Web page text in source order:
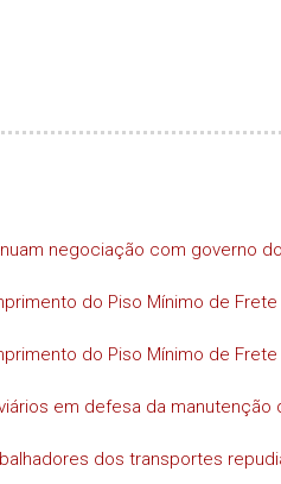
negociação com governo
do Piso Mínimo de Frete
do Piso Mínimo de Frete
em defesa da
dos transportes